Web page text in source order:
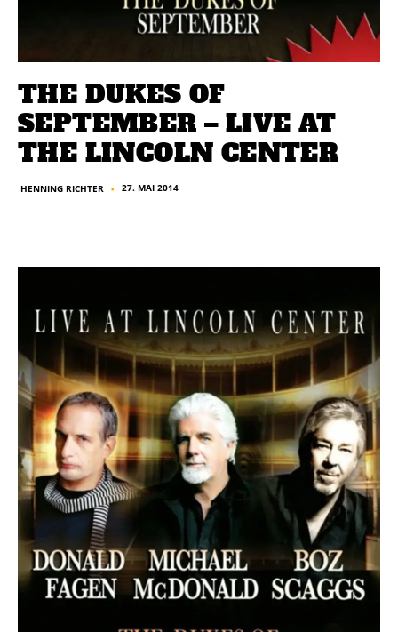
THE DUKES OF
SEPTEMBER – LIVE AT
THE LINCOLN CENTER
HENNING RICHTER ■ 27. MAI 2014